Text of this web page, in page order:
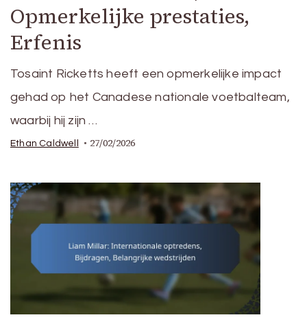
Opmerkelijke prestaties,
Erfenis
Tosaint Ricketts heeft een opmerkelijke impact
gehad op het Canadese nationale voetbalteam,
waarbij hij zijn …
Ethan Caldwell 27/02/2026